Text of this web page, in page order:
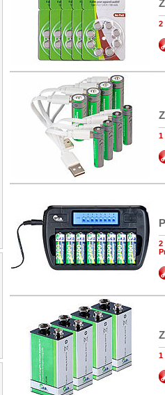
2
1
2
1